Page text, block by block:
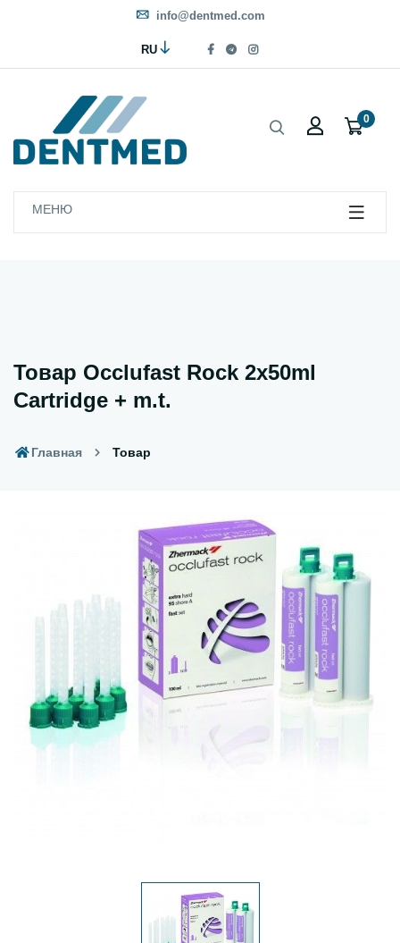
info@dentmed.com
RU
0
МЕНЮ
Товар Occlufast Rock 2x50ml
Cartridge + m.t.
Главная Товар